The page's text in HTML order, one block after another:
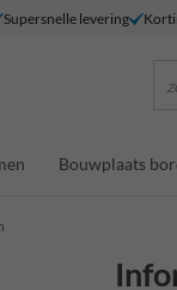
Supersnelle levering
Bouwplaats